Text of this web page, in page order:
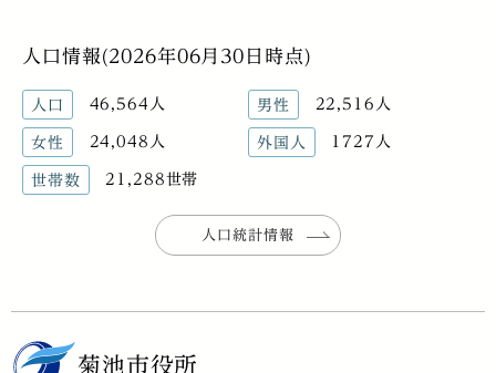
人口情報(2026年06月30日時点)
人口 46,564人 男性 22,516人
女性 24,048人 外国人 1727人
世帯数 21,288世帯
人口統計情報
菊池市役所